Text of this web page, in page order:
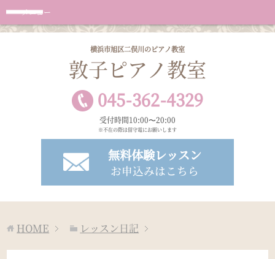
横浜市旭区二俣川のピアノ教室
敦子ピアノ教室
045-362-4329
受付時間10:00〜20:00
※不在の際は留守電にお願いします
無料体験レッスン
お申込みはこちら
メニュー
HOME レッスン日記